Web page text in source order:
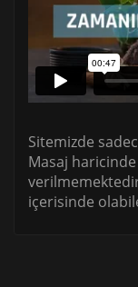
Sitemizde
Masaj
içerisinde